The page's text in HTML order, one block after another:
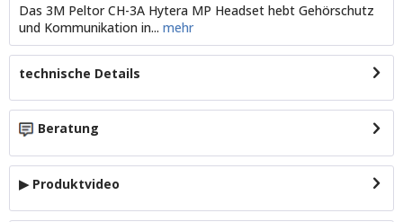
Das 3M Peltor CH-3A Hytera MP Headset hebt Gehörschutz
und Kommunikation in... mehr
technische Details
Beratung
▶ Produktvideo